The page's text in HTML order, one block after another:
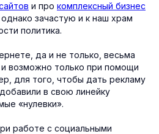
и про комплексный бизнес
зачастую и к наш храм
политика.
да и не только, весьма
и возможно только при помощи
для того, чтобы дать рекламу
в свою линейку
«нулевки».
работе с социальными